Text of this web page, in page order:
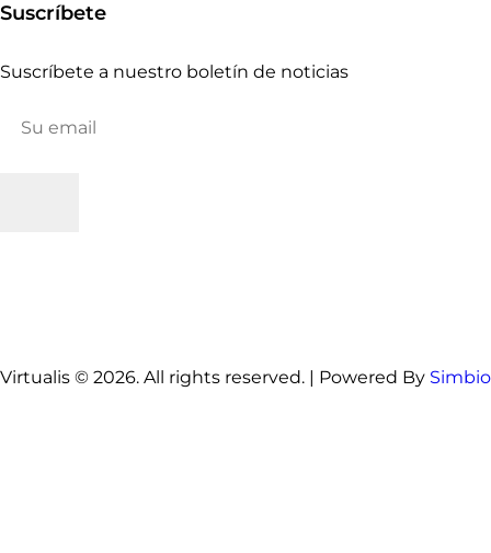
Suscríbete
Suscríbete a nuestro boletín de noticias
Virtualis © 2026. All rights reserved. | Powered By